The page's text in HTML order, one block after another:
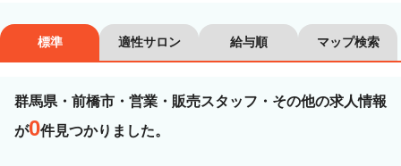
沿線・駅を選択 市区町村を選択
前橋市
標準 適性サロン 給与順 マップ検索
群馬県・前橋市・営業・販売スタッフ・その他の求人情報
が0件見つかりました。